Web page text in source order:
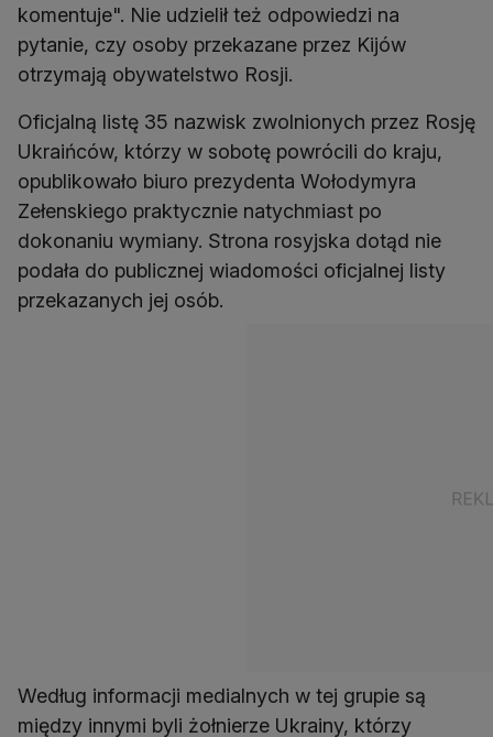
komentuje". Nie udzielił też odpowiedzi na
pytanie, czy osoby przekazane przez Kijów
otrzymają obywatelstwo Rosji.
Oficjalną listę 35 nazwisk zwolnionych przez Rosję
Ukraińców, którzy w sobotę powrócili do kraju,
opublikowało biuro prezydenta Wołodymyra
Zełenskiego praktycznie natychmiast po
dokonaniu wymiany. Strona rosyjska dotąd nie
podała do publicznej wiadomości oficjalnej listy
przekazanych jej osób.
Według informacji medialnych w tej grupie są
między innymi byli żołnierze Ukrainy, którzy